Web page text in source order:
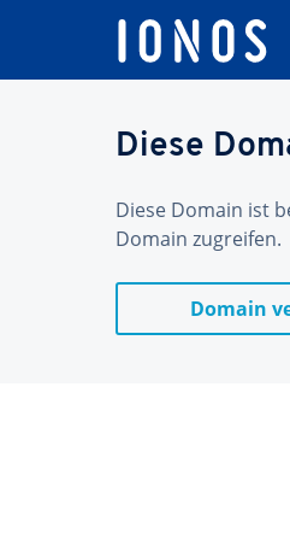
Diese
Diese Domain ist
Domain zugreifen.
Domain